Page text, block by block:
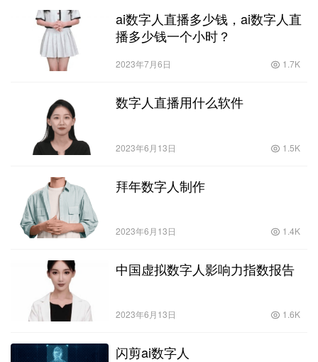
ai数字人直播多少钱，ai数字人直
播多少钱一个小时？
2023年7月6日 1.7K
数字人直播用什么软件
2023年6月13日 1.5K
拜年数字人制作
2023年6月13日 1.4K
中国虚拟数字人影响力指数报告
2023年6月13日 1.6K
闪剪ai数字人